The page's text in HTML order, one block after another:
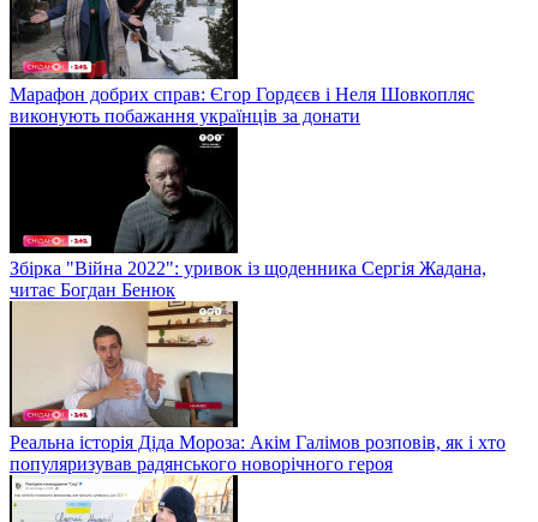
Марафон добрих справ: Єгор Гордєєв і Неля Шовкопляс
виконують побажання українців за донати
Збірка "Війна 2022": уривок із щоденника Сергія Жадана,
читає Богдан Бенюк
Реальна історія Діда Мороза: Акім Галімов розповів, як і хто
популяризував радянського новорічного героя